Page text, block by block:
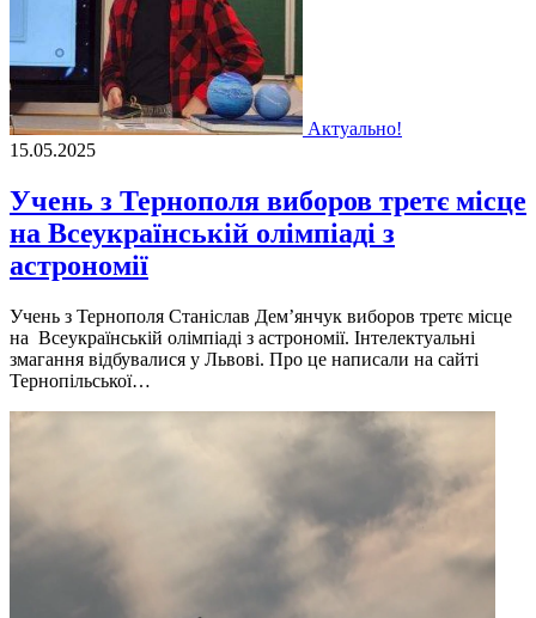
Актуально!
15.05.2025
Учень з Тернополя виборов третє місце
на Всеукраїнській олімпіаді з
астрономії
Учень з Тернополя Станіслав Дем’янчук виборов третє місце
на Всеукраїнській олімпіаді з астрономії. Інтелектуальні
змагання відбувалися у Львові. Про це написали на сайті
Тернопільської…